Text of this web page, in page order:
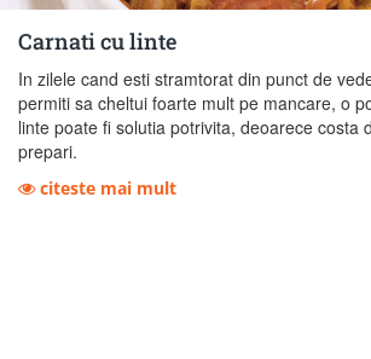
Carnati cu linte
In zilele cand esti stramtorat din punct de
permiti sa cheltui foarte mult pe mancare, o
linte poate fi solutia potrivita, deoarece costa
prepari.
citeste mai mult